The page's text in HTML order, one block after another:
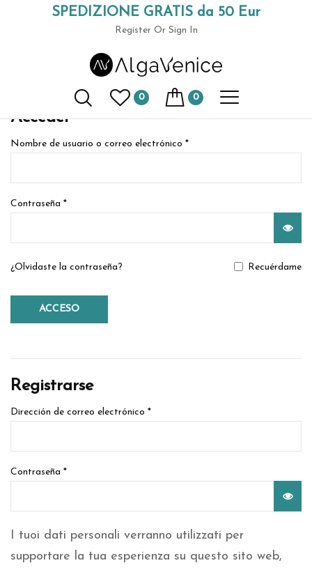
SPEDIZIONE GRATIS da 50 Eur
Register Or Sign In
(+39) 049 9789591
0 0
Mi cuenta
Mi cuenta
Acceder
Nombre de usuario o correo electrónico *
Contraseña *
Recuérdame
ACCESO
¿Olvidaste la contraseña?
Registrarse
Dirección de correo electrónico *
Contraseña *
I tuoi dati personali verranno utilizzati per
supportare la tua esperienza su questo sito web,